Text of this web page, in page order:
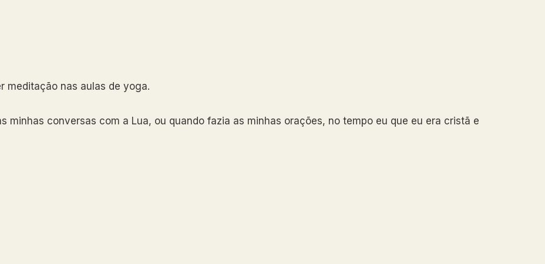
meditação nas aulas de yoga.
minhas conversas com a Lua, ou quando fazia as minhas orações, no tempo eu que eu era cristã e